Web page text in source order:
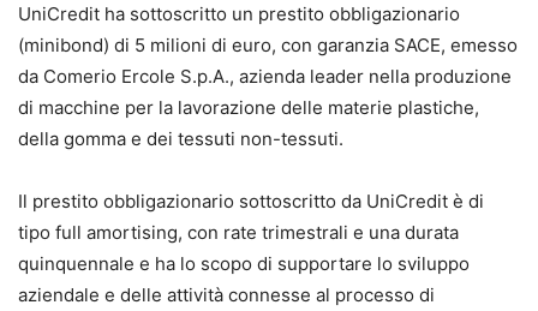
UniCredit ha sottoscritto un prestito obbligazionario
(minibond) di 5 milioni di euro, con garanzia SACE, emesso
da Comerio Ercole S.p.A., azienda leader nella produzione
di macchine per la lavorazione delle materie plastiche,
della gomma e dei tessuti non-tessuti.
Il prestito obbligazionario sottoscritto da UniCredit è di
tipo full amortising, con rate trimestrali e una durata
quinquennale e ha lo scopo di supportare lo sviluppo
aziendale e delle attività connesse al processo di